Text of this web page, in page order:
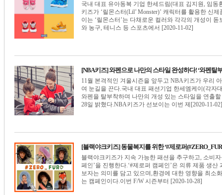
국내 대표 유아동복 기업 한세드림(대표 김지원, 임
키즈가 ‘릴몬스터(Lil’ Monster)’ 캐릭터를 활용한 신
이는 ‘릴몬스터’는 다채로운 컬러와 각각의 개성이
와 농구, 테니스 등 스포츠에서 [2020-11-02]
[NBA키즈] 와펜으로 나만의 스타일 완성하다! ‘와펜탈
11월 본격적인 겨울시즌을 앞두고 NBA키즈가 우리
여 눈길을 끈다.국내 대표 패션기업 한세엠케이(각자
와펜을 탈부착하며 나만의 개성 있는 스타일을 연출
28일 밝혔다.NBA키즈가 선보이는 이번 제[2020-11-02]
[블랙야크키즈] 동물복지를 위한 ‘#제로퍼
블랙야크키즈가 지속 가능한 패션을 추구하고, 소비
페인’을 진행한다.‘#제로퍼 캠페인’은 의류 제품 생
보자는 의미를 담고 있으며,환경에 대한 영향을 최소
는 캠페인이다.이번 F/W 시즌부터 [2020-10-28]